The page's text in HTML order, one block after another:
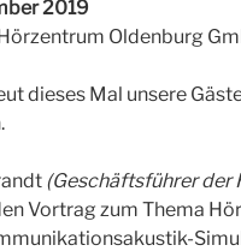
2019
Oldenburg
dieses Mal unsere
(Geschäftsführer der
Vortrag zum Thema